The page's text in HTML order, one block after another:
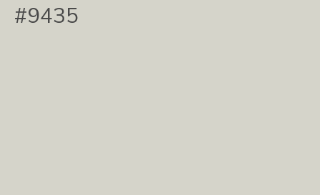
#9435